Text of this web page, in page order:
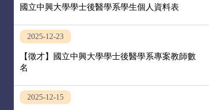
國立中興大學學士後醫學系學生個人資料表
2025-12-23
【徵才】國立中興大學學士後醫學系專案教師數
名
2025-12-15